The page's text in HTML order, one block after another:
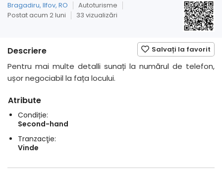
Bragadiru, Ilfov, RO
Autoturisme
Postat acum 2 luni
33 vizualizări
Salvați la favorit
Descriere
Pentru mai multe detalli sunați la numărul de telefon,
ușor negociabil la fața locului.
Atribute
Condiție:
Second-hand
Tranzacţie:
Vinde